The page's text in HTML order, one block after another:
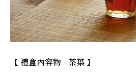
【 禮盒內容物 - 茶葉 】